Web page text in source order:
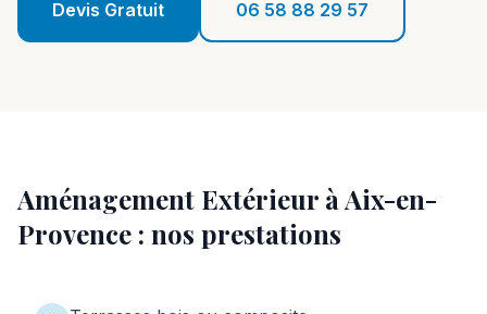
Devis Gratuit 06 58 88 29 57
Aménagement Extérieur àAix-en-
Provence : nos prestations